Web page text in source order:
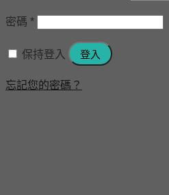
密碼 *
保持登入 登入
忘記您的密碼？